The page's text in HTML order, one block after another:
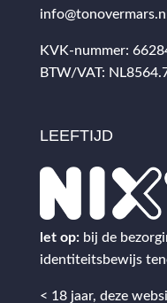
info@tonovermars.nl
KVK-nummer:
BTW/VAT:
LEEFTIJD
let op: bij de
identiteitsbewijs
< 18 jaar, deze